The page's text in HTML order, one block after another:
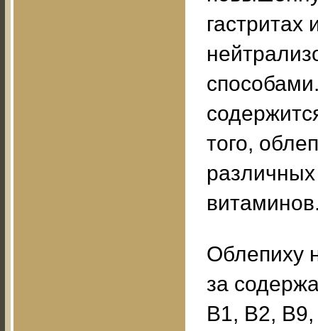
гастритах
того,
Облепиху
за
B1, В2,